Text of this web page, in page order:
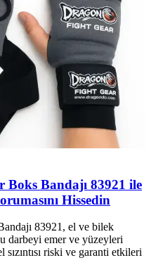
Boks Bandajı 83921 ile
Hissedin
83921, el ve bilek
darbeyi emer ve yüzeyleri
riski ve garanti etkileri